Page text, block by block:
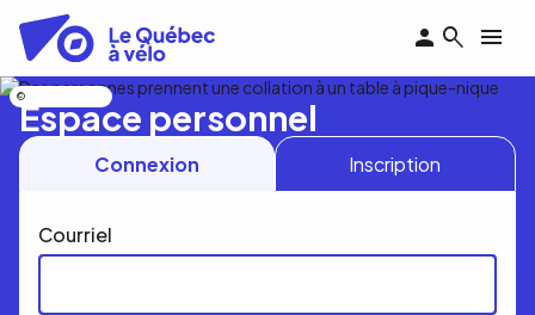
contenu
principal
Espace personnel
Connexion Inscription
Courriel